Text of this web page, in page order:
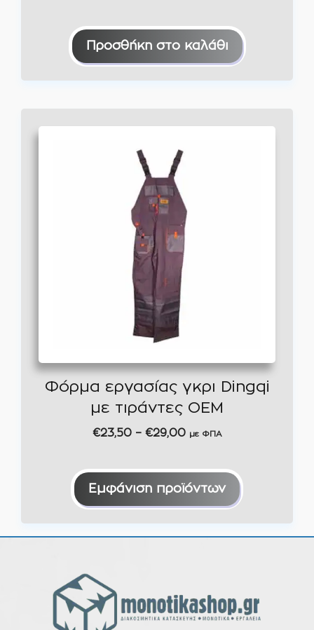
Προσθήκη στο καλάθι
Φόρμα εργασίας γκρι Dingqi
με τιράντες OEM
€23,50 – €29,00Price
€23,50
through
με ΦΠΑ
Εμφάνιση προϊόντων